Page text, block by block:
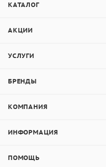
КАТАЛОГ
АКЦИИ
УСЛУГИ
БРЕНДЫ
КОМПАНИЯ
ИНФОРМАЦИЯ
ПОМОЩЬ